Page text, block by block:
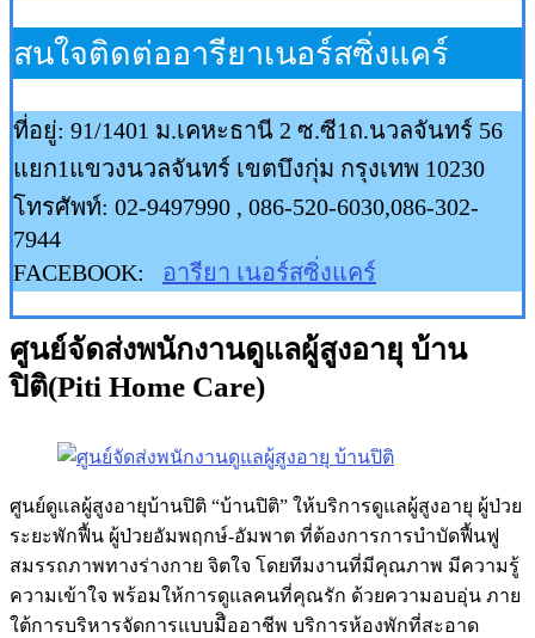
สนใจติดต่ออารียาเนอร์สซิ่งแคร์
ที่อยู่: 91/1401 ม.เคหะธานี 2 ซ.ซี1ถ.นวลจันทร์ 56
แยก1แขวงนวลจันทร์ เขตบึงกุ่ม กรุงเทพ 10230
โทรศัพท์: 02-9497990 , 086-520-6030,086-302-
7944
FACEBOOK: อารียา เนอร์สซิ่งแคร์
ศูนย์จัดส่งพนักงานดูแลผู้สูงอายุ บ้าน
ปิติ(Piti Home Care)
ศูนย์ดูแลผู้สูงอายุบ้านปิติ “บ้านปิติ” ให้บริการดูแลผู้สูงอายุ ผู้ป่วย
ระยะพักฟื้น ผู้ป่วยอัมพฤกษ์-อัมพาต ที่ต้องการการบำบัดฟื้นฟู
สมรรถภาพทางร่างกาย จิตใจ โดยทีมงานที่มีคุณภาพ มีความรู้
ความเข้าใจ พร้อมให้การดูแลคนที่คุณรัก ด้วยความอบอุ่น ภาย
ใต้การบริหารจัดการแบบมืิออาชีพ บริการห้องพักที่สะอาด